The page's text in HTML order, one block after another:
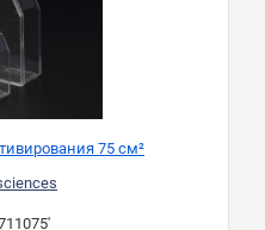
75 см²